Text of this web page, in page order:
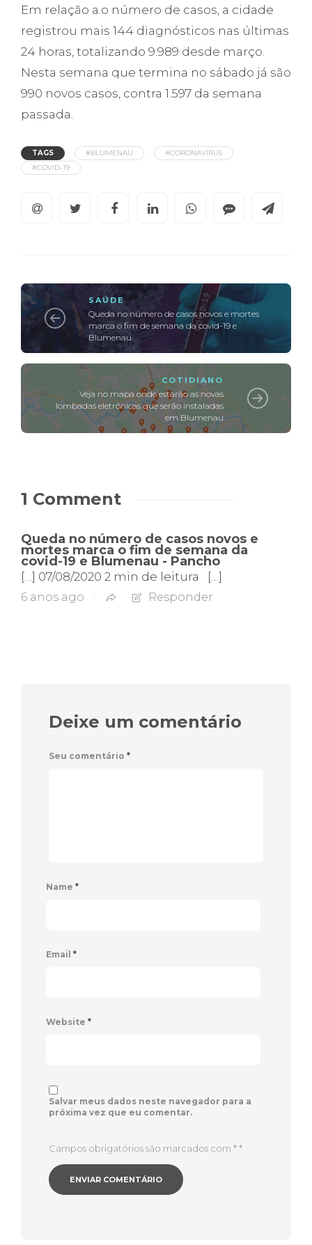
Em relação a.o número de casos, a cidade
registrou mais 144 diagnósticos nas últimas
24 horas, totalizando 9.989 desde março.
Nesta semana que termina no sábado já são
990 novos casos, contra 1.597 da semana
passada.
TAGS #BLUMENAU
#CORONAVÍRUS
#COVID-19
SAÚDE
Queda no número de casos novos e mortes
marca o fim de semana da covid-19 e
Blumenau
COTIDIANO
Veja no mapa onde estarão as novas
lombadas eletrônicas que serão instaladas
em Blumenau
1 Comment
Queda no número de casos novos e
mortes marca o fim de semana da
covid-19 e Blumenau - Pancho
[…] 07/08/2020 2 min de leitura […]
6 anos ago Responder
Deixe um comentário
Seu comentário *
Name *
Email *
Website *
Salvar meus dados neste navegador para a
próxima vez que eu comentar.
Campos obrigatórios são marcados com **